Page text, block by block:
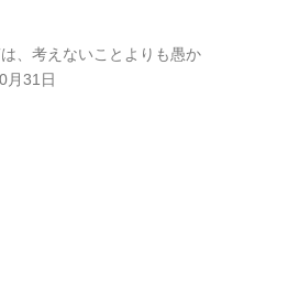
、考えないことよりも愚か
月31日